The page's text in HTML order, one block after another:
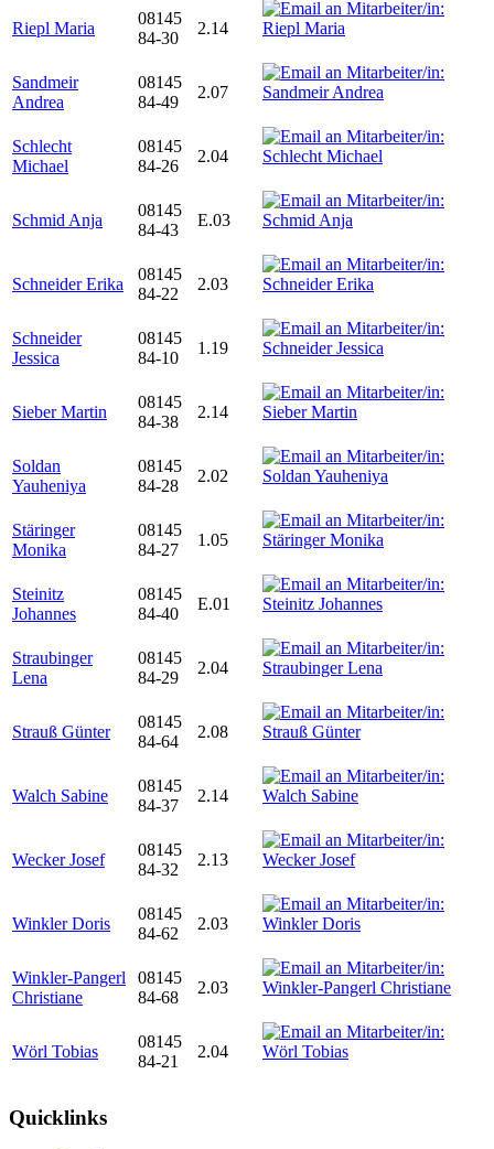
Riepl Maria
08145
84-30
2.14
Sandmeir
Andrea
08145
84-49
2.07
Schlecht
Michael
08145
84-26
2.04
Schmid Anja
08145
84-43
E.03
Schneider Erika
08145
84-22
2.03
Schneider
Jessica
08145
84-10
1.19
Sieber Martin
08145
84-38
2.14
Soldan
Yauheniya
08145
84-28
2.02
Stäringer
Monika
08145
84-27
1.05
Steinitz
Johannes
08145
84-40
E.01
Straubinger
Lena
08145
84-29
2.04
Strauß Günter
08145
84-64
2.08
Walch Sabine
08145
84-37
2.14
Wecker Josef
08145
84-32
2.13
Winkler Doris
08145
84-62
2.03
Winkler-Pangerl
Christiane
08145
84-68
2.03
Wörl Tobias
08145
84-21
2.04
Quicklinks